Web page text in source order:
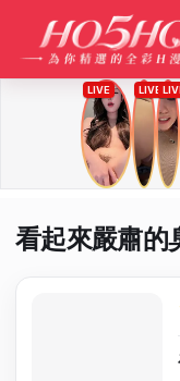
看起來嚴肅的
作品資